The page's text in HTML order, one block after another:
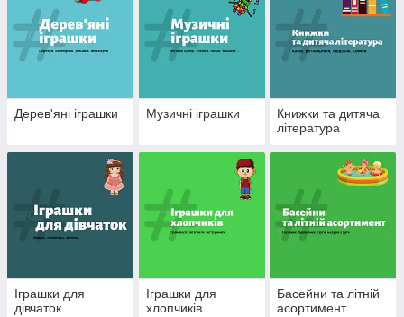
Дерев'яні іграшки Музичні іграшки
Книжки та дитяча
література
Іграшки для
дівчаток
Іграшки для
хлопчиків
Басейни та літній
асортимент